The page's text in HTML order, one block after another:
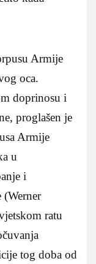
Armije
oca.
doprinosu i
proglašen je
Armije
u
i
ratu
tog doba od